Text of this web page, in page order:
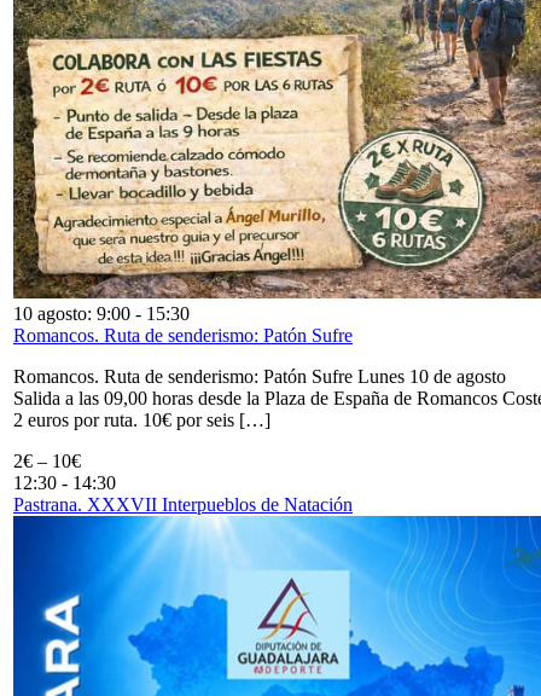
10 agosto: 9:00 - 15:30
Romancos. Ruta de senderismo: Patón Sufre
Romancos. Ruta de senderismo: Patón Sufre Lunes 10 de agosto
Salida a las 09,00 horas desde la Plaza de España de Romancos
2 euros por ruta. 10€ por seis […]
2€ – 10€
12:30 - 14:30
Pastrana. XXXVII Interpueblos de Natación